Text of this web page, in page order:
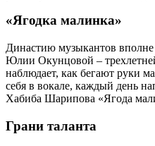
«Ягодка малинка»
Династию музыкантов
Юлии Окунцовой –
наблюдает, как бегают руки
себя в вокале, каждый день
Хабиба Шарипова «Ягода
Грани таланта